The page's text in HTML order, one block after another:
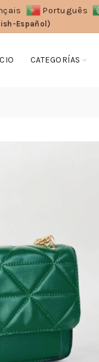
Português
Español)
CATEGORÍAS